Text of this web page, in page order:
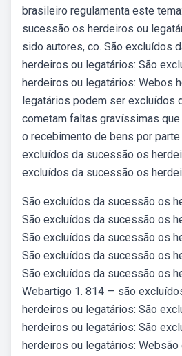
brasileiro regulamenta este
sucessão os herdeiros ou
sido autores, co. São excluídos
herdeiros ou legatários: São
herdeiros ou legatários: Webos
legatários podem ser excluídos
cometam faltas gravíssimas
o recebimento de bens por
excluídos da sucessão os
excluídos da sucessão os
São excluídos da sucessão os
São excluídos da sucessão os
São excluídos da sucessão os
São excluídos da sucessão os
São excluídos da sucessão os
Webartigo 1. 814 — são
herdeiros ou legatários: São
herdeiros ou legatários: São
herdeiros ou legatários: